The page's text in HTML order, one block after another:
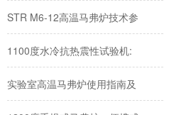
STR M6-12高温马弗炉技术参
1100度水冷抗热震性试验机:
实验室高温马弗炉使用指南及